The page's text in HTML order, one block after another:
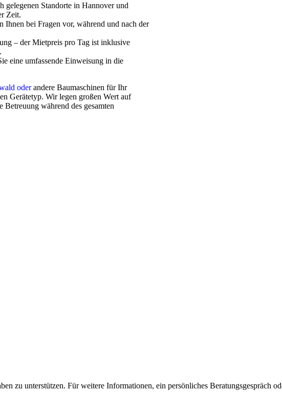
gelegenen Standorte in Hannover und
Zeit.
Ihnen bei Fragen vor, während und nach der
– der Mietpreis pro Tag ist inklusive
eine umfassende Einweisung in die
oderandere Baumaschinen für Ihr
Gerätetyp. Wir legen großen Wert auf
Betreuung während des gesamten
zu unterstützen. Für weitere Informationen, ein persönliches Beratungsgespräch